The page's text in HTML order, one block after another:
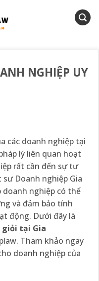
NGHIỆP UY
các doanh nghiệp tại
lý liên quan hoạt
rất cần đến sự tư
Doanh nghiệp Gia
doanh nghiệp có thể
và đảm bảo tính
động. Dưới đây là
giỏi tại Gia
Tham khảo ngay
doanh nghiệp của